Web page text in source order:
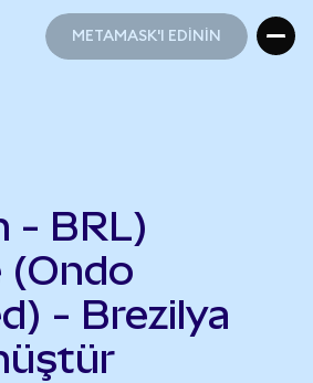
METAMASK'I EDİNİN
- BRL)
(Ondo
- Brezilya